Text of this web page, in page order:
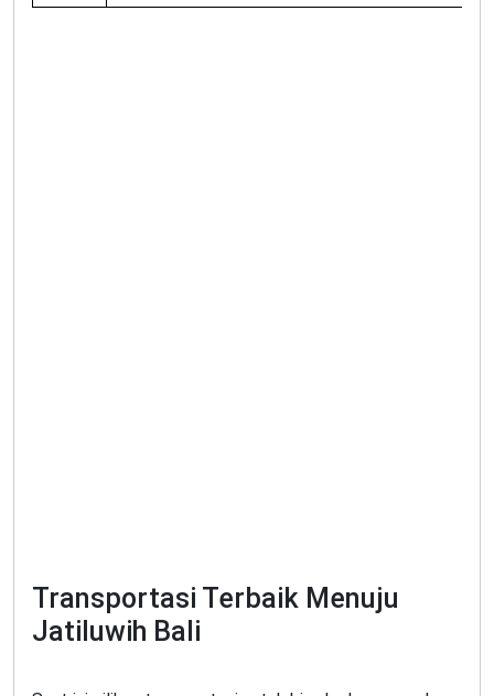
Transportasi Terbaik Menuju
Jatiluwih Bali